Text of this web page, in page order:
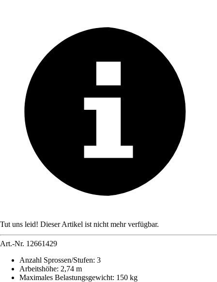
Tut uns leid! Dieser Artikel ist nicht mehr verfügbar.
Art.-Nr. 12661429
Anzahl Sprossen/Stufen: 3
Arbeitshöhe: 2,74 m
Maximales Belastungsgewicht: 150 kg